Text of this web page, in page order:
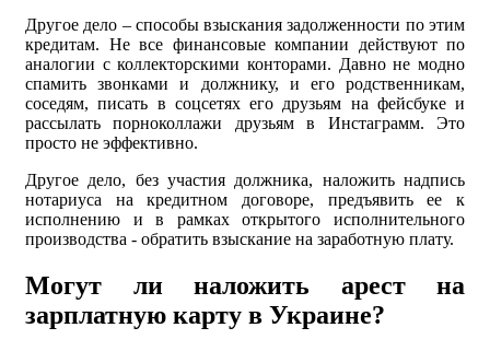
Другое дело – способы взыскания задолженности по этим
кредитам. Не все финансовые компании действуют по
аналогии с коллекторскими конторами. Давно не модно
спамить звонками и должнику, и его родственникам,
соседям, писать в соцсетях его друзьям на фейсбуке и
рассылать порноколлажи друзьям в Инстаграмм. Это
просто не эффективно.
Другое дело, без участия должника, наложить надпись
нотариуса на кредитном договоре, предъявить ее к
исполнению и в рамках открытого исполнительного
производства - обратить взыскание на заработную плату.
Могут ли наложить арест на
зарплатную карту в Украине?